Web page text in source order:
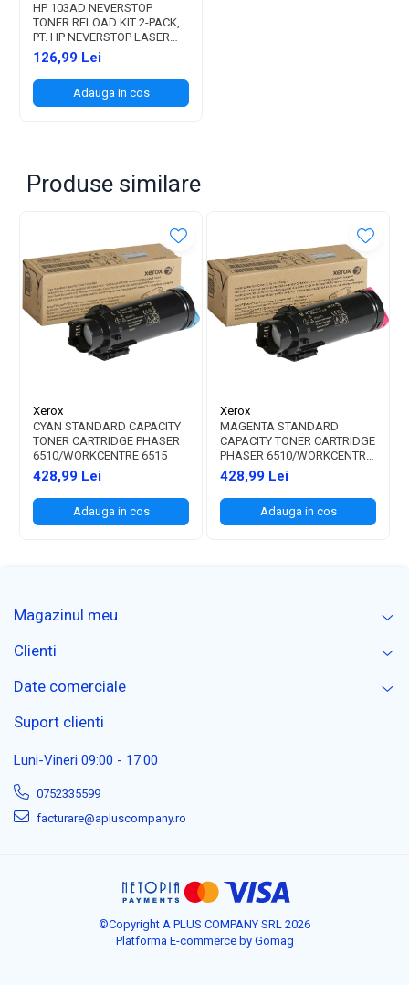
HP 103AD NEVERSTOP
TONER RELOAD KIT 2-PACK,
PT. HP NEVERSTOP LASER
1000/1200, 2 X 2.5K PAG
126,99 Lei
Adauga in cos
Produse similare
Xerox
CYAN STANDARD CAPACITY
TONER CARTRIDGE PHASER
6510/WORKCENTRE 6515
428,99 Lei
Adauga in cos
Xerox
MAGENTA STANDARD
CAPACITY TONER CARTRIDGE
PHASER 6510/WORKCENTRE
6515
428,99 Lei
Adauga in cos
Magazinul meu
Clienti
Date comerciale
Suport clienti
Luni-Vineri 09:00 - 17:00
0752335599
facturare@apluscompany.ro
©Copyright A PLUS COMPANY SRL 2026
Platforma E-commerce by Gomag